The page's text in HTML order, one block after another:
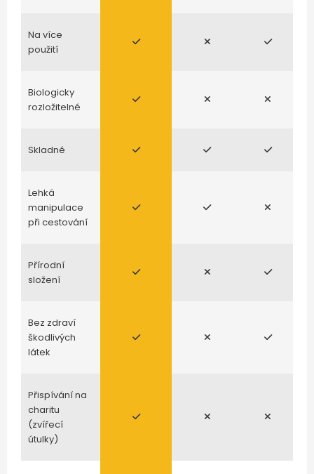
Na více
použití
Biologicky
rozložitelné
Skladné
Lehká
manipulace
při cestování
Přírodní
složení
Bez zdraví
škodlivých
látek
Přispívání na
charitu
(zvířecí
útulky)